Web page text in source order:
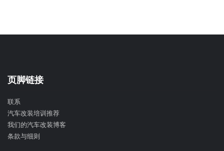
页脚链接
联系
汽车改装培训推荐
我们的汽车改装博客
条款与细则